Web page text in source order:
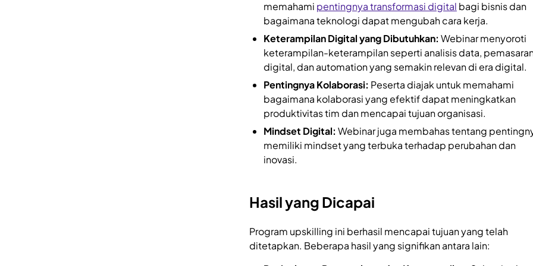
memahami pentingnya transformasi digital bagi bisnis dan
bagaimana teknologi dapat mengubah cara kerja.
Keterampilan Digital yang Dibutuhkan: Webinar menyoroti
keterampilan-keterampilan seperti analisis data,
digital, dan automation yang semakin relevan di era digital.
Pentingnya Kolaborasi: Peserta diajak untuk memahami
bagaimana kolaborasi yang efektif dapat meningkatkan
produktivitas tim dan mencapai tujuan organisasi.
Mindset Digital: Webinar juga membahas tentang
memiliki mindset yang terbuka terhadap perubahan dan
inovasi.
Hasil yang Dicapai
Program upskilling ini berhasil mencapai tujuan yang telah
ditetapkan. Beberapa hasil yang signifikan antara lain: